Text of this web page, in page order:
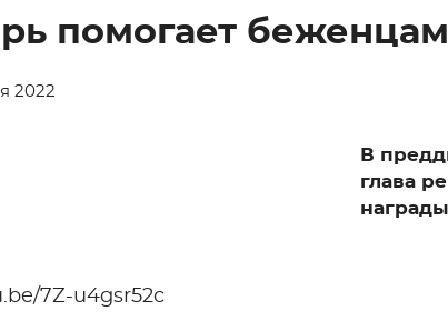
помогает беженцам
2022
В
глава
7Z-u4gsr52c